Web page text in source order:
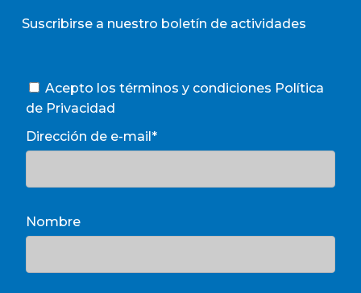
Suscribirse a nuestro boletín de actividades
Acepto los términos y condiciones Política
de Privacidad
Dirección de e-mail*
Nombre